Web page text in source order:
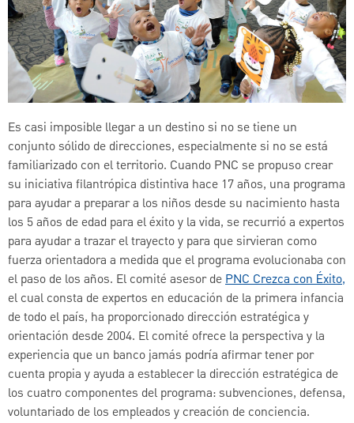
Es casi imposible llegar a un destino si no se tiene un
conjunto sólido de direcciones, especialmente si no se está
familiarizado con el territorio. Cuando PNC se propuso crear
su iniciativa filantrópica distintiva hace 17 años, una programa
para ayudar a preparar a los niños desde su nacimiento hasta
los 5 años de edad para el éxito y la vida, se recurrió a expertos
para ayudar a trazar el trayecto y para que sirvieran como
fuerza orientadora a medida que el programa evolucionaba con
el paso de los años. El comité asesor dePNC Crezca con Éxito,
el cual consta de expertos en educación de la primera infancia
de todo el país, ha proporcionado dirección estratégica y
orientación desde 2004. El comité ofrece la perspectiva y la
experiencia que un banco jamás podría afirmar tener por
cuenta propia y ayuda a establecer la dirección estratégica de
los cuatro componentes del programa: subvenciones, defensa,
voluntariado de los empleados y creación de conciencia.